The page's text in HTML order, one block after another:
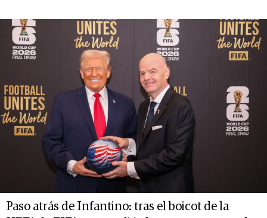
Paso atrás de Infantino: tras el boicot de la